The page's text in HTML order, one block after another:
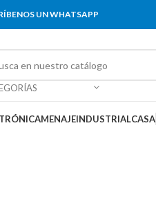
UN WHATSAPP
MENAJEINDUSTRIALCASA